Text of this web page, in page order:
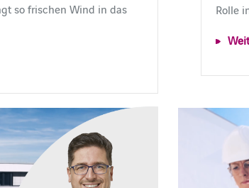
so frischen Wind in das
Rolle